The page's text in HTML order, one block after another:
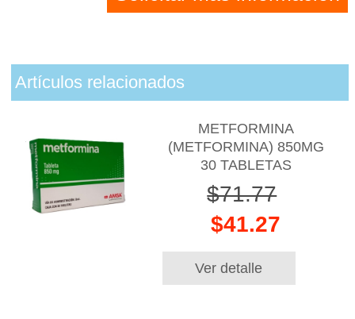
Artículos relacionados
METFORMINA
(METFORMINA) 850MG
30 TABLETAS
$71.77
$41.27
Ver detalle